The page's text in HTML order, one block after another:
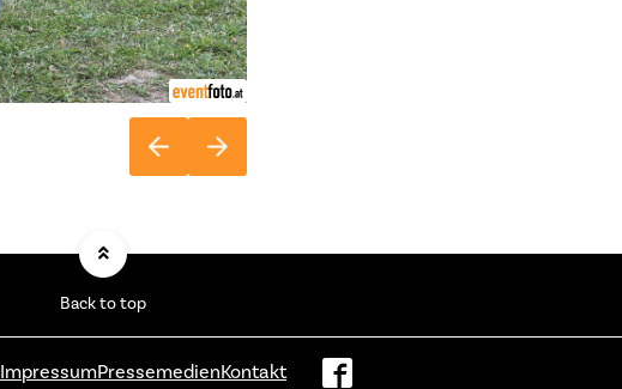
Back to top
ImpressumPressemedienKontakt